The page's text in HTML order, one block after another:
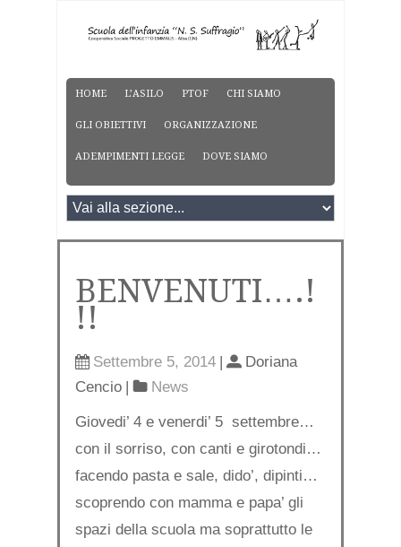
HOME L’ASILO PTOF CHI SIAMO
GLI OBIETTIVI ORGANIZZAZIONE
ADEMPIMENTI LEGGE DOVE SIAMO
BENVENUTI….!
!!
Settembre 5, 2014 |
Doriana
Cencio | News
Giovedi’ 4 e venerdi’ 5 settembre…
con il sorriso, con canti e girotondi…
facendo pasta e sale, dido’, dipinti…
scoprendo con mamma e papa’ gli
spazi della scuola ma soprattutto le